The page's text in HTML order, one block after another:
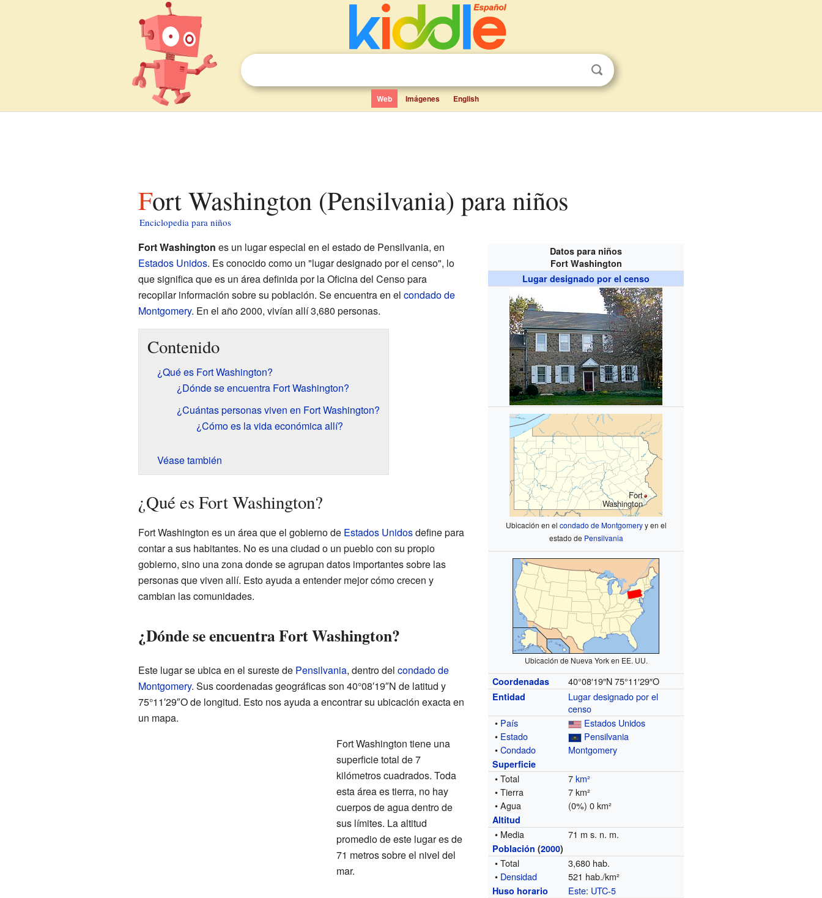
Web Imágenes English
Fort Washington (Pensilvania) para niños
Enciclopedia para niños
Datos para niños
Fort Washington
Lugar designado por el censo
Fort
Washington
Ubicación en el condado de Montgomeryy en el
estado de Pensilvania
Ubicación de Nueva York en EE. UU.
Coordenadas 40°08′19″N 75°11′29″O
Entidad
Lugar designado por el
censo
• País
Estados Unidos
• Estado
Pensilvania
•Condado Montgomery
Superficie
• Total 7km²
• Tierra
7 km²
• Agua
(0%) 0 km²
Altitud
• Media 71 m s. n. m.
Población (2000)
• Total
3,680 hab.
• Densidad 521 hab./km²
Huso horario Este: UTC-5
Fort Washington es un lugar especial en el estado de Pensilvania, en
Estados Unidos. Es conocido como un "lugar designado por el censo", lo
que significa que es un área definida por la Oficina del Censo para
recopilar información sobre su población. Se encuentra en el condado de
Montgomery. En el año 2000, vivían allí 3,680 personas.
Contenido
¿Qué es Fort Washington?
¿Dónde se encuentra Fort Washington?
¿Cuántas personas viven en Fort Washington?
¿Cómo es la vida económica allí?
Véase también
¿Qué es Fort Washington?
Fort Washington es un área que el gobierno de Estados Unidosdefine para
contar a sus habitantes. No es una ciudad o un pueblo con su propio
gobierno, sino una zona donde se agrupan datos importantes sobre las
personas que viven allí. Esto ayuda a entender mejor cómo crecen y
cambian las comunidades.
¿Dónde se encuentra Fort Washington?
Este lugar se ubica en el sureste de Pensilvania, dentro del condado de
Montgomery. Sus coordenadas geográficas son 40°08′19″N de latitud y
75°11′29″O de longitud. Esto nos ayuda a encontrar su ubicación exacta en
un mapa.
Fort Washington tiene una
superficie total de 7
kilómetros cuadrados. Toda
esta área es tierra, no hay
cuerpos de agua dentro de
sus límites. La altitud
promedio de este lugar es de
71 metros sobre el nivel del
mar.